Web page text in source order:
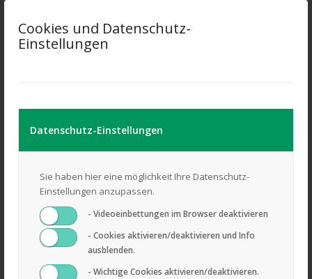
Cookies und Datenschutz-
Einstellungen
Datenschutz-Einstellungen
Sie haben hier eine möglichkeit Ihre Datenschutz-
Einstellungen anzupassen.
- Videoeinbettungen im Browser deaktivieren
- Cookies aktivieren/deaktivieren und Info
ausblenden.
- Wichtige Cookies aktivieren/deaktivieren.
Herkules Benzinkehrmaschine KM 702 H
1.849,00
Lieferzeit: ca. 2-4 Wochen
inkl. 19 % MwSt.
zzgl.
Versandkosten